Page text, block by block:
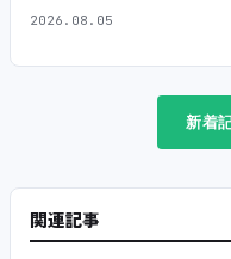
2026.08.05
新着
関連記事